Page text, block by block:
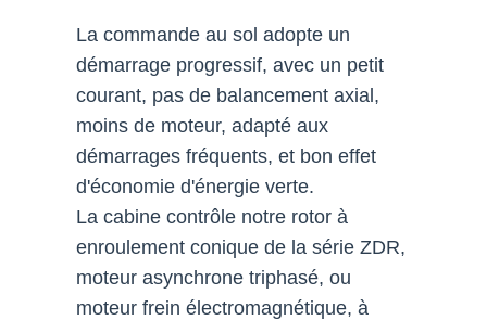
La commande au sol adopte un
démarrage progressif, avec un petit
courant, pas de balancement axial,
moins de moteur, adapté aux
démarrages fréquents, et bon effet
d'économie d'énergie verte.
La cabine contrôle notre rotor à
enroulement conique de la série ZDR,
moteur asynchrone triphasé, ou
moteur frein électromagnétique, à